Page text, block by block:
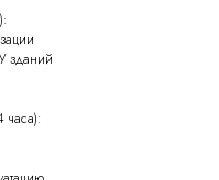
зданий
часа):